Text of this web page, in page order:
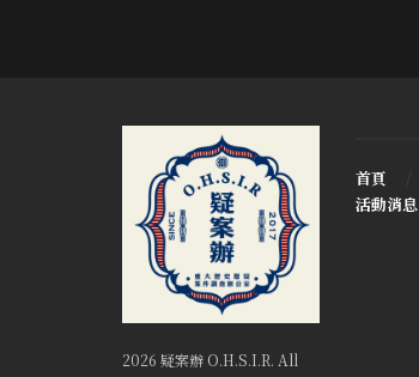
2026 疑案辦 O.H.S.I.R. All
首頁
活動消息